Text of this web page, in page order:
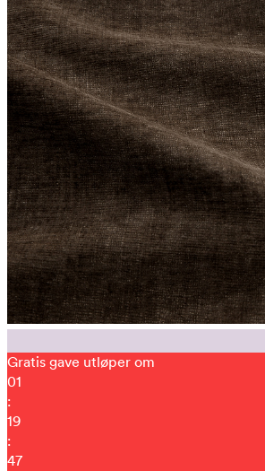
Gratis gave utløper om
01
:
19
:
47